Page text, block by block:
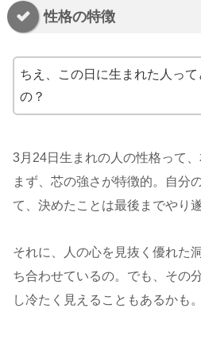
性格の特徴
ちえ、この日に生まれた人っ
の？
3月24日生まれの人の性格って
まず、芯の強さが特徴的。自分
て、決めたことは最後までやり
それに、人の心を見抜く優れた
ち合わせているの。でも、その
し冷たく見えることもあるかも。